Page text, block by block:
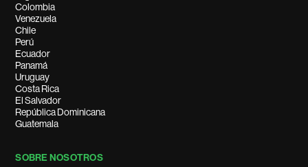
Colombia
Venezuela
Chile
Perú
Ecuador
Panamá
Uruguay
Costa Rica
El Salvador
República Dominicana
Guatemala
SOBRE NOSOTROS